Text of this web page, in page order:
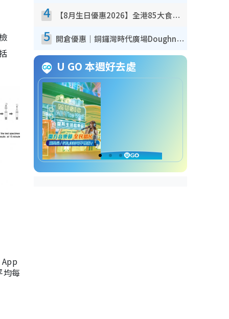
均每
4 【8月生日優惠2026】全港85大食買玩著數攻略 自助餐/火鍋放題同行免費＋誠品/DONKI送現金券
5 開倉優惠｜銅鑼灣時代廣場Doughnut/Campo Marzio開倉低至1折！背囊、書包、手袋劈價$200起
U GO 本週好去處